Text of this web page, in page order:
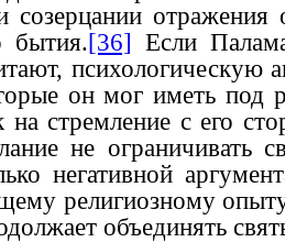
созерцании
бытия.[36] Если
психологическую
он мог иметь под
на стремление с его
не ограничивать
негативной
религиозному
объединять